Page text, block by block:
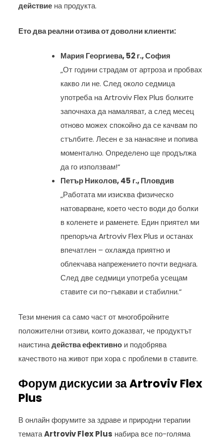
действие на продукта.
Ето два реални отзива от доволни клиенти:
Мария Георгиева, 52 г., София
„От години страдам от артроза и пробвах
какво ли не. След около седмица
употреба на Artroviv Flex Plus болките
започнаха да намаляват, а след месец
отново можех спокойно да се качвам по
стълбите. Лесен е за нанасяне и попива
моментално. Определено ще продължа
да го използвам!“
Петър Николов, 45 г., Пловдив
„Работата ми изисква физическо
натоварване, което често води до болки
в коленете и раменете. Един приятел ми
препоръча Artroviv Flex Plus и останах
впечатлен – охлажда приятно и
облекчава напрежението почти веднага.
След две седмици употреба усещам
ставите си по-гъвкави и стабилни.“
Тези мнения са само част от многобройните
положителни отзиви, които доказват, че продуктът
наистинадейства ефективно и подобрява
качеството на живот при хора с проблеми в ставите.
Форум дискусии за Artroviv Flex
Plus
В онлайн форумите за здраве и природни терапии
тематаArtroviv Flex Plus набира все по-голяма